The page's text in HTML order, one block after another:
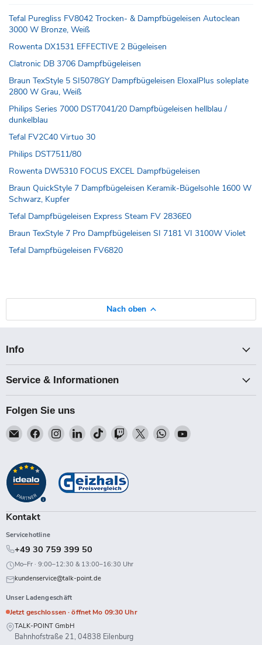
Tefal Puregliss FV8042 Trocken- & Dampfbügeleisen Autoclean
3000 W Bronze, Weiß
Rowenta DX1531 EFFECTIVE 2 Bügeleisen
Clatronic DB 3706 Dampfbügeleisen
Braun TexStyle 5 SI5078GY Dampfbügeleisen EloxalPlus soleplate
2800 W Grau, Weiß
Philips Series 7000 DST7041/20 Dampfbügeleisen hellblau /
dunkelblau
Tefal FV2C40 Virtuo 30
Philips DST7511/80
Rowenta DW5310 FOCUS EXCEL Dampfbügeleisen
Braun QuickStyle 7 Dampfbügeleisen Keramik-Bügelsohle 1600 W
Schwarz, Kupfer
Tefal Dampfbügeleisen Express Steam FV 2836E0
Braun TexStyle 7 Pro Dampfbügeleisen SI 7181 VI 3100W Violet
Tefal Dampfbügeleisen FV6820
Nach oben
Info
Service & Informationen
Folgen Sie uns
Email
Talk-
Finden
Sie
auf
Facebook
Finden
Sie
auf
Instagram
Finden
Sie
auf
LinkedIn
Finden
Sie
auf
TikTok
Finden
Sie
Twitch
Finden
Sie
Finden
Sie
Finden
Kontakt
Servicehotline
+49 30 759 399 50
Mo–Fr · 9:00–12:30 & 13:00–16:30 Uhr
kundenservice@talk-point.de
Unser Ladengeschäft
Jetzt geschlossen · öffnet Mo 09:30 Uhr
TALK-POINT GmbH
Bahnhofstraße 21, 04838 Eilenburg